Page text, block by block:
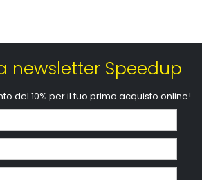
newsletter Speedup
del 10% per il tuo primo acquisto online!